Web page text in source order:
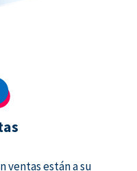
ventas están a su